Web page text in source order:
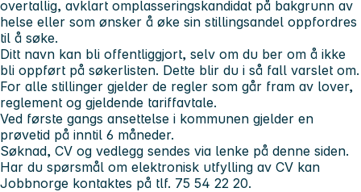
overtallig, avklart omplasseringskandidat på bakgrunn av
helse eller som ønsker å øke sin stillingsandel oppfordres
til å søke.
Ditt navn kan bli offentliggjort, selv om du ber om å ikke
bli oppført på søkerlisten. Dette blir du i så fall varslet om.
For alle stillinger gjelder de regler som går fram av lover,
reglement og gjeldende tariffavtale.
Ved første gangs ansettelse i kommunen gjelder en
prøvetid på inntil 6 måneder.
Søknad, CV og vedlegg sendes via lenke på denne siden.
Har du spørsmål om elektronisk utfylling av CV kan
Jobbnorge kontaktes på tlf. 75 54 22 20.